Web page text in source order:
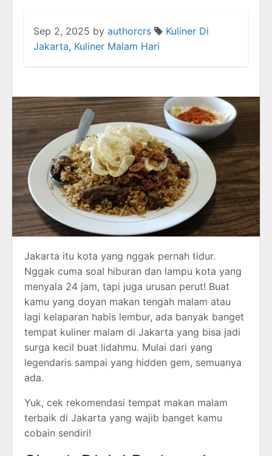
Sep 2, 2025 by authorcrs
Kuliner Di
Jakarta, Kuliner Malam Hari
Jakarta itu kota yang nggak pernah tidur.
Nggak cuma soal hiburan dan lampu kota yang
menyala 24 jam, tapi juga urusan perut! Buat
kamu yang doyan makan tengah malam atau
lagi kelaparan habis lembur, ada banyak banget
tempat kuliner malam di Jakarta yang bisa jadi
surga kecil buat lidahmu. Mulai dari yang
legendaris sampai yang hidden gem, semuanya
ada.
Yuk, cek rekomendasi tempat makan malam
terbaik di Jakarta yang wajib banget kamu
cobain sendiri!